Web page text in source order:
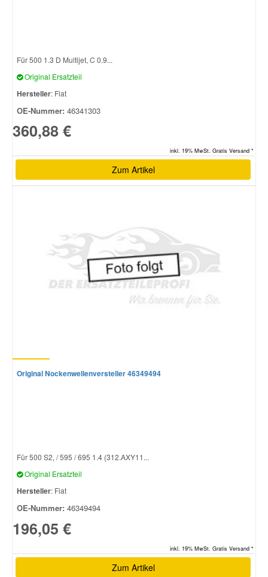
Für 500 1.3 D Multijet, C 0.9...
Original Ersatzteil
Hersteller: Fiat
OE-Nummer: 46341303
360,88 €
inkl. 19% MwSt. Gratis Versand *
Zum Artikel
Original Nockenwellenversteller 46349494
Für 500 S2, / 595 / 695 1.4 (312.AXY11...
Original Ersatzteil
Hersteller: Fiat
OE-Nummer: 46349494
196,05 €
inkl. 19% MwSt. Gratis Versand *
Zum Artikel